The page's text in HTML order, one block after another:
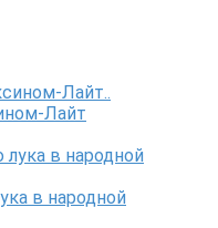
Лайт
в народной